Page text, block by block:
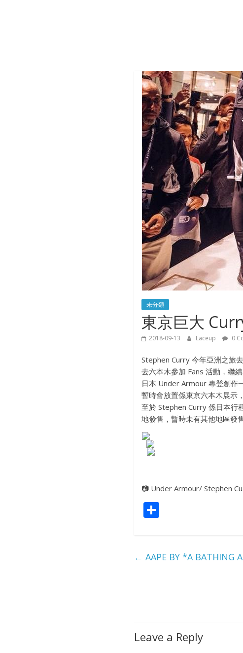
未分類
東京巨大
2018-09-13 Laceup 0
Stephen Curry 今年亞洲之旅
去六本木參加 Fans 活動，繼續
日本 Under Armour 專登創作
暫時會放置係東京六本木展示
至於 Stephen Curry 係日本行
地發售，暫時未有其他地區發售
📷 Under Armour/ Stephen
e
← AAPE BY *A
Leave a Reply